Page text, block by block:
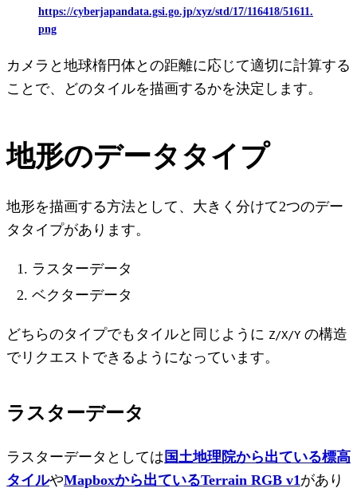
https://cyberjapandata.gsi.go.jp/xyz/std/17/116418/51611.
png
カメラと地球楕円体との距離に応じて適切に計算する
ことで、どのタイルを描画するかを決定します。
地形のデータタイプ
地形を描画する方法として、大きく分けて2つのデー
タタイプがあります。
ラスターデータ
ベクターデータ
どちらのタイプでもタイルと同じように Z/X/Y の構造
でリクエストできるようになっています。
ラスターデータ
ラスターデータとしては 国土地理院から出ている標高
タイルやMapboxから出ているTerrain RGB v1 があり